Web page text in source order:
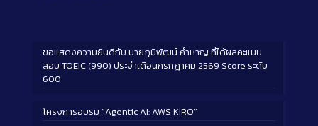
ขอแสดงความยินดีกับ นายภูมิพัฒน์ คำหาญ ที่ได้ผลคะแนน
สอบ TOEIC (990) ประจำเดือนกรกฎาคม 2569 Score ระดับ
600
โครงการอบรม “Agentic AI: AWS KIRO”